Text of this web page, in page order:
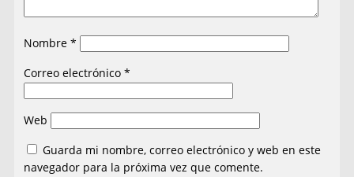
Nombre*
Correo electrónico*
Web
Guarda mi nombre, correo electrónico y web en este
navegador para la próxima vez que comente.